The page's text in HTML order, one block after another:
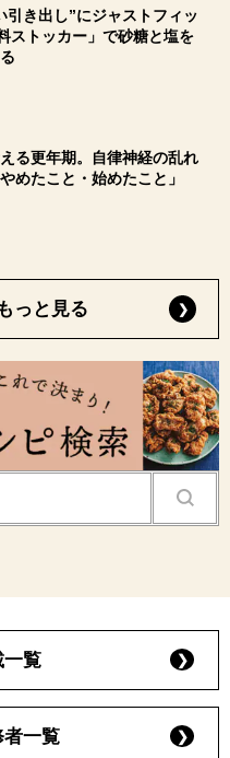
引き出し”にジャストフィッ
ストッカー」で砂糖と塩を
る更年期。自律神経の乱れ
めたこと・始めたこと」
っと見る
一覧
一覧